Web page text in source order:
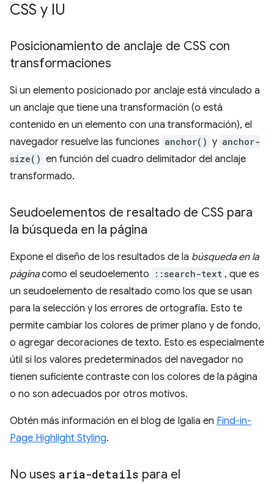
CSS y IU
Posicionamiento de anclaje de CSS con
transformaciones
Si un elemento posicionado por anclaje está vinculado a
un anclaje que tiene una transformación (o está
contenido en un elemento con una transformación), el
navegador resuelve las funciones anchor() y anchor-
size() en función del cuadro delimitador del anclaje
transformado.
Seudoelementos de resaltado de CSS para
la búsqueda en la página
Expone el diseño de los resultados de la búsqueda en la
páginacomo el seudoelemento ::search-text , que es
un seudoelemento de resaltado como los que se usan
para la selección y los errores de ortografía. Esto te
permite cambiar los colores de primer plano y de fondo,
o agregar decoraciones de texto. Esto es especialmente
útil si los valores predeterminados del navegador no
tienen suficiente contraste con los colores de la página
o no son adecuados por otros motivos.
Obtén más información en el blog de Igalia en Find-in-
Page Highlight Styling.
No uses aria-details para el